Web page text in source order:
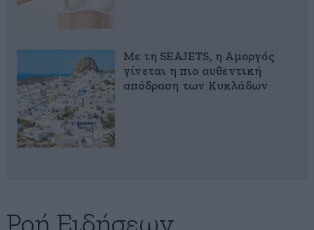
Με τη SEAJETS, η Αμοργός
γίνεται η πιο αυθεντική
απόδραση των Κυκλάδων